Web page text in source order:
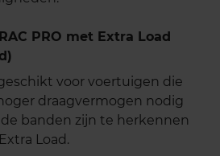
PRO met Extra Load
voor voertuigen die
draagvermogen nodig
banden zijn te herkennen
Load.